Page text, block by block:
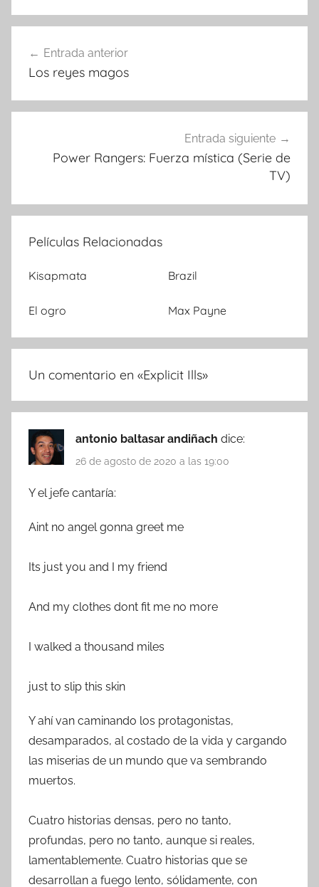
Navegación
de
entradas
Entrada anterior
Los reyes magos
Entrada siguiente
Power Rangers: Fuerza mística (Serie de
TV)
Películas Relacionadas
Kisapmata Brazil
El ogro Max Payne
Un comentario en «Explicit Ills»
antonio baltasar andiñach dice:
26 de agosto de 2020 a las 19:00
Y el jefe cantaría:
Aint no angel gonna greet me
Its just you and I my friend
And my clothes dont fit me no more
I walked a thousand miles
just to slip this skin
Y ahí van caminando los protagonistas,
desamparados, al costado de la vida y cargando
las miserias de un mundo que va sembrando
muertos.
Cuatro historias densas, pero no tanto,
profundas, pero no tanto, aunque si reales,
lamentablemente. Cuatro historias que se
desarrollan a fuego lento, sólidamente, con